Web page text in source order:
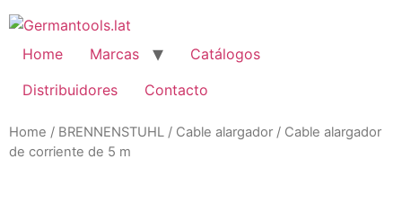
Skip
to
content
Home Marcas
Catálogos
Distribuidores
Contacto
Home / BRENNENSTUHL / Cable alargador / Cable alargador
de corriente de 5 m